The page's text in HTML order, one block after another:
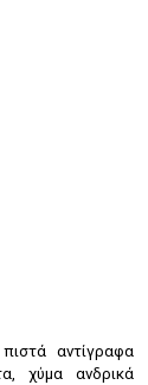
πιστά αντίγραφα
χύμα ανδρικά